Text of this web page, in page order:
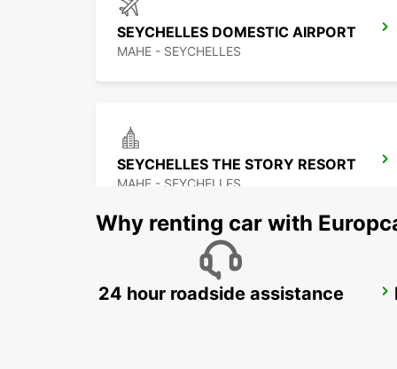
SEYCHELLES DOMESTIC AIRPORT
MAHE - SEYCHELLES
SEYCHELLES THE STORY RESORT
MAHE - SEYCHELLES
DZAOUDZI AIRPORT
Why renting car with
24 hour roadside assistance